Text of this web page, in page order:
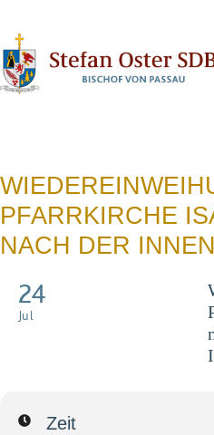
PFARRKIRCHE
NACH DER
24
Jul
Zeit